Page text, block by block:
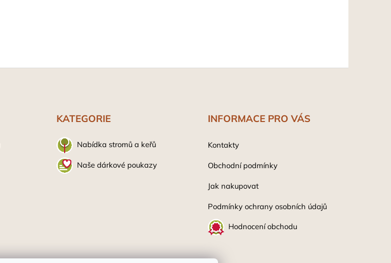
KATEGORIE
Nabídka stromů a keřů
Naše dárkové poukazy
INFORMACE PRO VÁS
Kontakty
Obchodní podmínky
Jak nakupovat
Podmínky ochrany osobních údajů
Hodnocení obchodu